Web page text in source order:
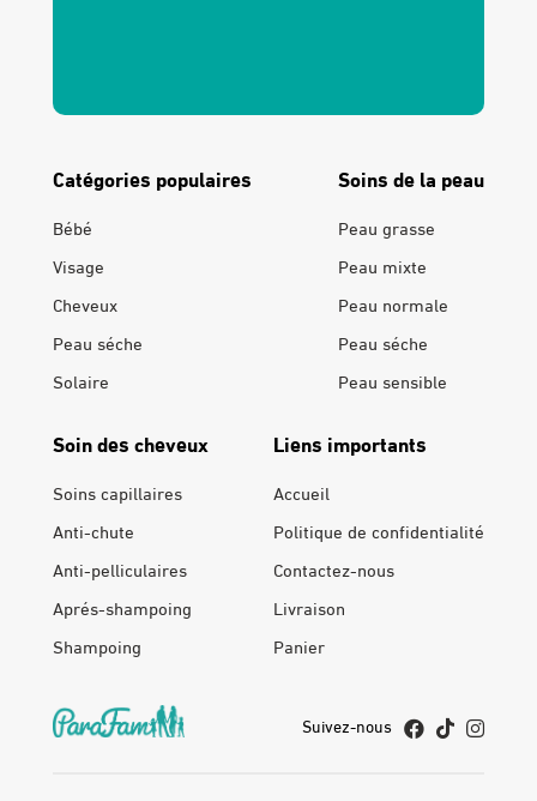
Catégories populaires
Bébé
Visage
Cheveux
Peau séche
Solaire
Soins de la peau
Peau grasse
Peau mixte
Peau normale
Peau séche
Peau sensible
Soin des cheveux
Soins capillaires
Anti-chute
Anti-pelliculaires
Aprés-shampoing
Shampoing
Liens importants
Accueil
Politique de confidentialité
Contactez-nous
Livraison
Panier
Suivez-nous